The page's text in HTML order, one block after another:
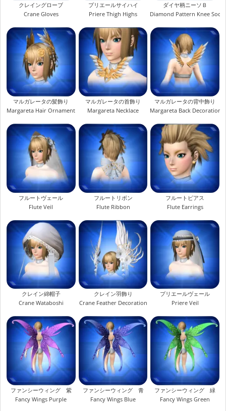
クレイングローブ
Crane Gloves
プリエールサイハイ
Priere Thigh Highs
ダイヤ柄ニーソＢ
Diamond Pattern Knee
マルガレータの髪飾り
Margareta Hair Ornament
マルガレータの首飾り
Margareta Necklace
マルガレータの背中飾り
Margareta Back Decoration
フルートヴェール
Flute Veil
フルートリボン
Flute Ribbon
フルートピアス
Flute Earrings
クレイン綿帽子
Crane Wataboshi
クレイン羽飾り
Crane Feather Decoration
プリエールヴェール
Priere Veil
ファンシーウィング 紫
Fancy Wings Purple
ファンシーウィング 青
Fancy Wings Blue
ファンシーウィング 緑
Fancy Wings Green